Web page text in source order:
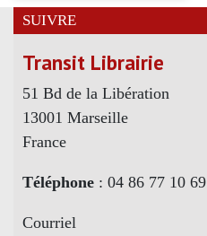
SUIVRE
Transit Librairie
51 Bd de la Libération
13001 Marseille
France
Téléphone : 04 86 77 10 69
Courriel